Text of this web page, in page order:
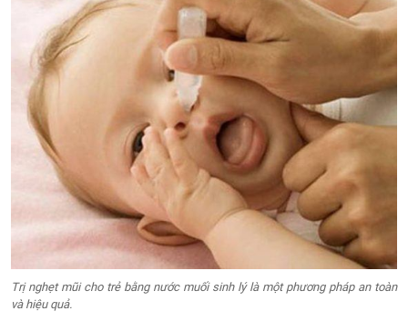
Trị nghẹt mũi cho trẻ bằng nước muối sinh lý là một phương pháp an toàn
và hiệu quả.